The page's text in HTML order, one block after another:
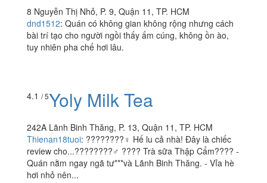
8 Nguyễn Thị Nhỏ, P. 9, Quận 11, TP. HCM
dnd1512: Quán có không gian không rộng nhưng cách
bài trí tạo cho người ngồi thấy ấm cúng, không ồn ào,
tuy nhiên pha chế hơi lâu.
4.1/ 5Yoly Milk Tea
242A Lãnh Binh Thăng, P. 13, Quận 11, TP. HCM